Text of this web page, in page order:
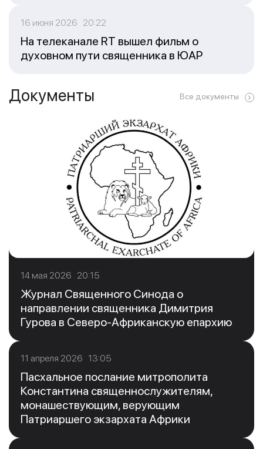
16 июня 2026 20:22
На телеканале RT вышел фильм о
духовном пути священника в ЮАР
Документы Все документы
14 мая 2026 20:15
Журнал Священного Синода о
направлении священника Димитрия
Гурова в Северо-Африканскую епархию
11 апреля 2026 13:05
Пасхальное послание митрополита
Константина священнослужителям,
монашествующим, верующим
Патриаршего экзархата Африки